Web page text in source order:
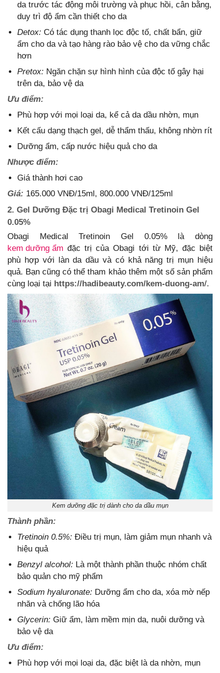
da trước tác động môi trường và phục hồi, cân bằng,
duy trì độ ẩm cần thiết cho da
Detox: Có tác dụng thanh lọc độc tố, chất bẩn, giữ
ẩm cho da và tạo hàng rào bảo vệ cho da vững chắc
hơn
Pretox: Ngăn chặn sự hình hình của độc tố gây hại
trên da, bảo vệ da
Ưu điểm:
Phù hợp với mọi loại da, kể cả da dầu nhờn, mụn
Kết cấu dạng thạch gel, dễ thẩm thấu, không nhờn rít
Dưỡng ẩm, cấp nước hiệu quả cho da
Nhược điểm:
Giá thành hơi cao
Giá: 165.000 VNĐ/15ml, 800.000 VNĐ/125ml
2. Gel Dưỡng Đặc trị Obagi Medical Tretinoin Gel
0.05%
Obagi Medical Tretinoin Gel 0.05% là dòng
kem dưỡng ẩm đặc trị của Obagi tới từ Mỹ, đặc biệt
phù hợp với làn da dầu và có khả năng trị mụn hiệu
quả. Bạn cũng có thể tham khảo thêm một số sản phẩm
cùng loại tại https://hadibeauty.com/kem-duong-am/.
Kem dưỡng đặc trị dành cho da dầu mụn
Thành phần:
Tretinoin 0.5%: Điều trị mụn, làm giảm mụn nhanh và
hiệu quả
Benzyl alcohol: Là một thành phần thuộc nhóm chất
bảo quản cho mỹ phẩm
Sodium hyaluronate: Dưỡng ẩm cho da, xóa mờ nếp
nhăn và chống lão hóa
Glycerin: Giữ ẩm, làm mềm mịn da, nuôi dưỡng và
bảo vệ da
Ưu điểm:
Phù hợp với mọi loại da, đặc biệt là da nhờn, mụn